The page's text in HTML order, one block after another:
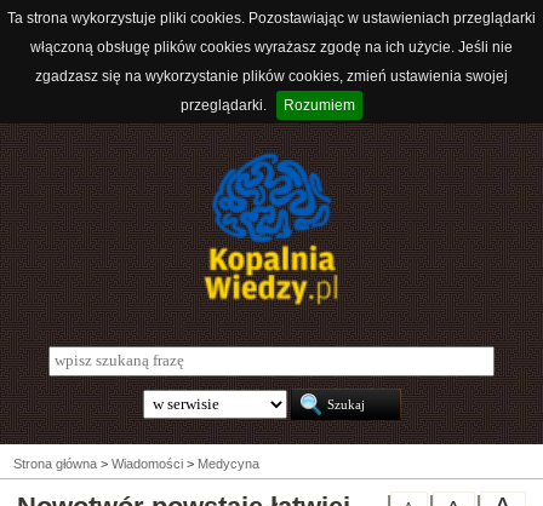
Ta strona wykorzystuje pliki cookies. Pozostawiając w ustawieniach przeglądarki
włączoną obsługę plików cookies wyrażasz zgodę na ich użycie. Jeśli nie
zgadzasz się na wykorzystanie plików cookies, zmień ustawienia swojej
przeglądarki.
Rozumiem
Strona główna > Wiadomości > Medycyna